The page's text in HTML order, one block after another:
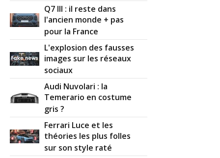
Q7 III : il reste dans
l'ancien monde + pas
pour la France
L'explosion des fausses
images sur les réseaux
sociaux
Audi Nuvolari : la
Temerario en costume
gris ?
Ferrari Luce et les
théories les plus folles
sur son style raté